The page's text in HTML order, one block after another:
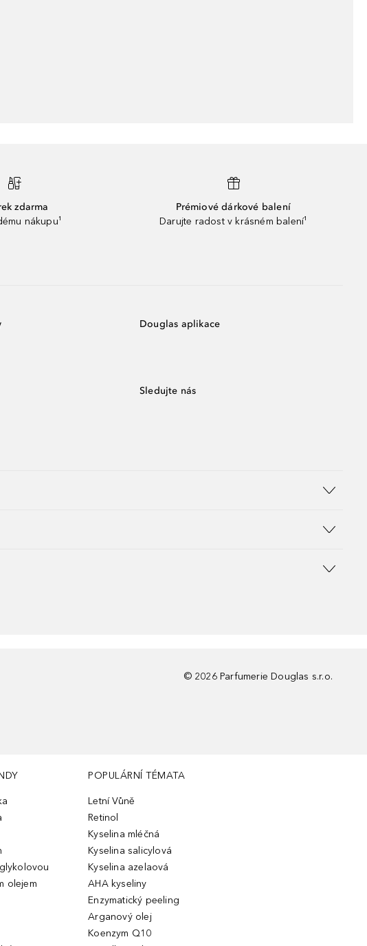
zdarma
nákupu¹
Prémiové dárkové balení
Darujte radost v krásném balení¹
Douglas aplikace
Sledujte nás
© 2026 Parfumerie Douglas s.r.o.
olejem
POPULÁRNÍ TÉMATA
Letní Vůně
Retinol
Kyselina mléčná
Kyselina salicylová
Kyselina azelaová
AHA kyseliny
Enzymatický peeling
Arganový olej
Koenzym Q10